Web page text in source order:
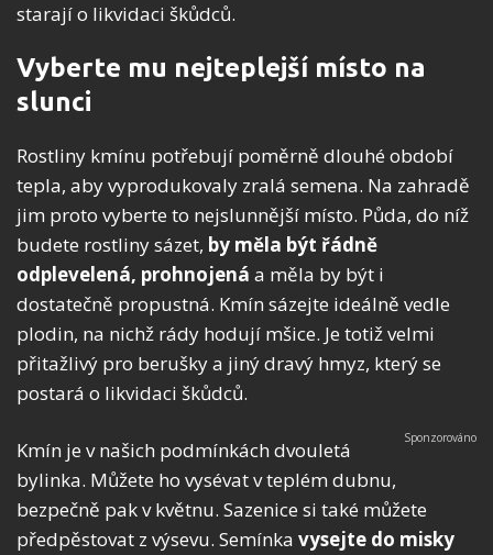
starají o likvidaci škůdců.
Vyberte mu nejteplejší místo na
slunci
Rostliny kmínu potřebují poměrně dlouhé období
tepla, aby vyprodukovaly zralá semena. Na zahradě
jim proto vyberte to nejslunnější místo. Půda, do níž
budete rostliny sázet, by měla být řádně
odplevelená, prohnojená a měla by být i
dostatečně propustná. Kmín sázejte ideálně vedle
plodin, na nichž rády hodují mšice. Je totiž velmi
přitažlivý pro berušky a jiný dravý hmyz, který se
postará o likvidaci škůdců.
Kmín je v našich podmínkách dvouletá
bylinka. Můžete ho vysévat v teplém dubnu,
bezpečně pak v květnu. Sazenice si také můžete
předpěstovat z výsevu. Semínka vysejte do misky